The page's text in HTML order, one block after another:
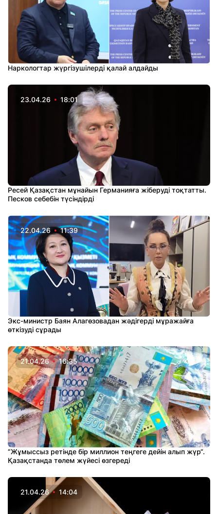
Наркологтар жүргізушілерді қалай алдайды
23.04.26 18:01
Ресей Қазақстан мұнайын Германияға жіберуді тоқтатты.
Песков себебін түсіндірді
22.04.26 11:39
Экс-министр Баян Алагөзовадан жәдігерді мұражайға
өткізуді сұрады
21.04.26 16:35
“Жұмыссыз ретінде бір миллион теңгеге дейін алып жүр“.
Қазақстанда төлем жүйесі өзгереді
21.04.26 14:04